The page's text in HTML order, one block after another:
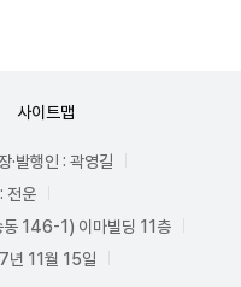
사이트맵
·발행인 : 곽영길
전운
동 146-1) 이마빌딩 11층
년 11월 15일